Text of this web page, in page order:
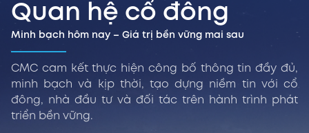
Quan hệ cổ đông
Minh bạch hôm nay – Giá trị bền vững mai sau
CMC cam kết thực hiện công bố thông tin đầy đủ,
minh bạch và kịp thời, tạo dựng niềm tin với cổ
đông, nhà đầu tư và đối tác trên hành trình phát
triển bền vững.